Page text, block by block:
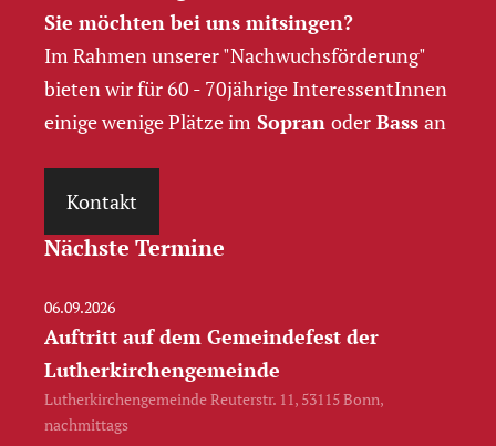
Sie möchten bei uns mitsingen?
Im Rahmen unserer "Nachwuchs­förderung"
bieten wir für 60 - 70jährige InteressentInnen
einige wenige Plätze im Sopran oder Bass an
Kontakt
Nächste Termine
06.09.2026
Auftritt auf dem Gemeindefest der
Lutherkirchengemeinde
Lutherkirchengemeinde Reuterstr. 11, 53115 Bonn,
nachmittags